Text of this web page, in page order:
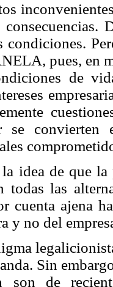
consecuencias.
condiciones.
pues, en
de
se convierten
idea de que
todas las
cuenta ajena
y no del
Sin
son de